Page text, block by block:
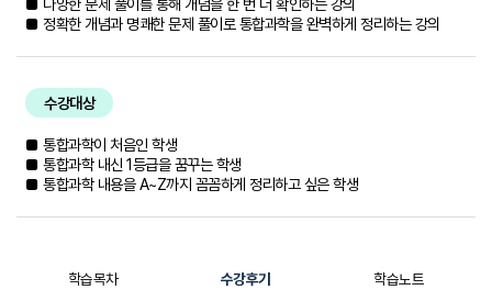
■ 다양한 문제 풀이를 통해 개념을 한 번 더 확인하는 강의
■ 정확한 개념과 명쾌한 문제 풀이로 통합과학을 완벽하게 정리하는 강의
수강대상
■ 통합과학이 처음인 학생
■ 통합과학 내신 1등급을 꿈꾸는 학생
■ 통합과학 내용을 A~Z까지 꼼꼼하게 정리하고 싶은 학생
학습목차 수강후기 학습노트